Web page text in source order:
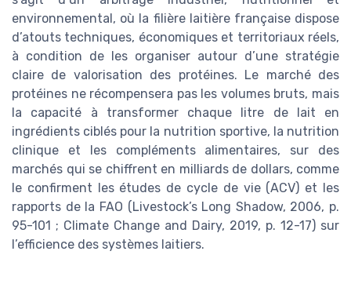
environnemental, où la filière laitière française dispose
d’atouts techniques, économiques et territoriaux réels,
à condition de les organiser autour d’une stratégie
claire de valorisation des protéines. Le marché des
protéines ne récompensera pas les volumes bruts, mais
la capacité à transformer chaque litre de lait en
ingrédients ciblés pour la nutrition sportive, la nutrition
clinique et les compléments alimentaires, sur des
marchés qui se chiffrent en milliards de dollars, comme
le confirment les études de cycle de vie (ACV) et les
rapports de la FAO (Livestock’s Long Shadow, 2006, p.
95-101 ; Climate Change and Dairy, 2019, p. 12-17) sur
l’efficience des systèmes laitiers.